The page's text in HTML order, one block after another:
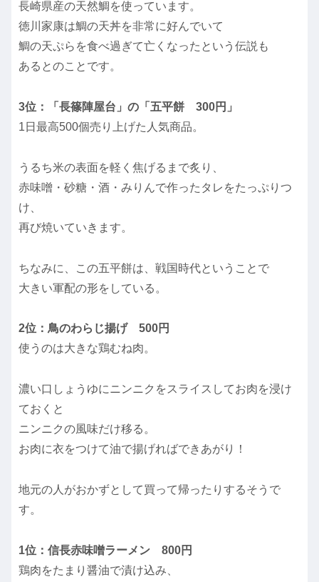
長崎県産の天然鯛を使っています。
徳川家康は鯛の天丼を非常に好んでいて
鯛の天ぷらを食べ過ぎて亡くなったという伝説も
あるとのことです。
3位：「長篠陣屋台」の「五平餅 300円」
1日最高500個売り上げた人気商品。
うるち米の表面を軽く焦げるまで炙り、
赤味噌・砂糖・酒・みりんで作ったタレをたっぷりつ
け、
再び焼いていきます。
ちなみに、この五平餅は、戦国時代ということで
大きい軍配の形をしている。
2位：鳥のわらじ揚げ 500円
使うのは大きな鶏むね肉。
濃い口しょうゆにニンニクをスライスしてお肉を浸け
ておくと
ニンニクの風味だけ移る。
お肉に衣をつけて油で揚げればできあがり！
地元の人がおかずとして買って帰ったりするそうで
す。
1位：信長赤味噌ラーメン 800円
鶏肉をたまり醤油で漬け込み、